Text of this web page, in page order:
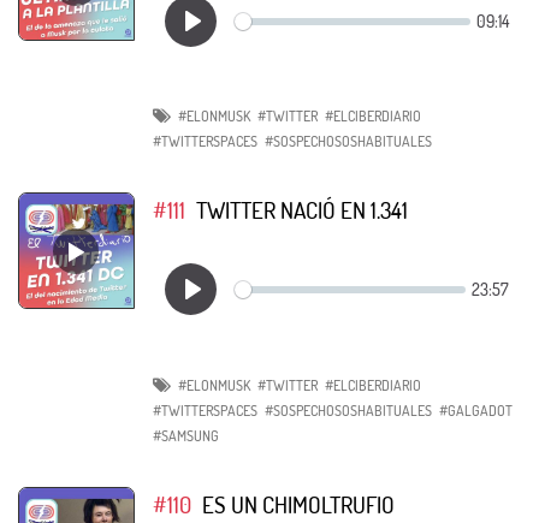
#ELONMUSK #TWITTER #ELCIBERDIARIO
#TWITTERSPACES #SOSPECHOSOSHABITUALES
#111 TWITTER NACIÓ EN 1.341
#ELONMUSK #TWITTER #ELCIBERDIARIO
#TWITTERSPACES #SOSPECHOSOSHABITUALES #GALGADOT
#SAMSUNG
#110 ES UN CHIMOLTRUFIO